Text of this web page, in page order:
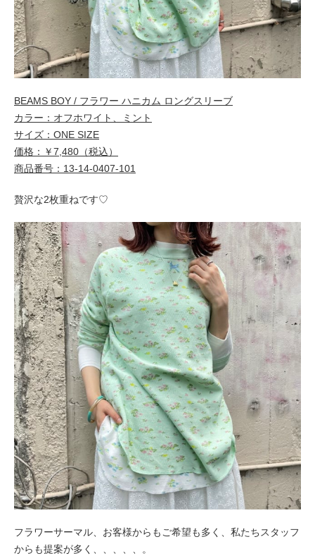
BEAMS BOY / フラワー ハニカム ロングスリーブ
カラー：オフホワイト、ミント
サイズ：ONE SIZE
価格：￥7,480（税込）
商品番号：13-14-0407-101
贅沢な2枚重ねです♡
フラワーサーマル、お客様からもご希望も多く、私たちスタッフ
からも提案が多く、、、、、。